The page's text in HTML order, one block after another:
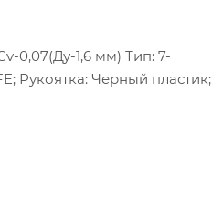
0,07(Ду-1,6 мм) Тип: 7-
Рукоятка: Черный пластик;